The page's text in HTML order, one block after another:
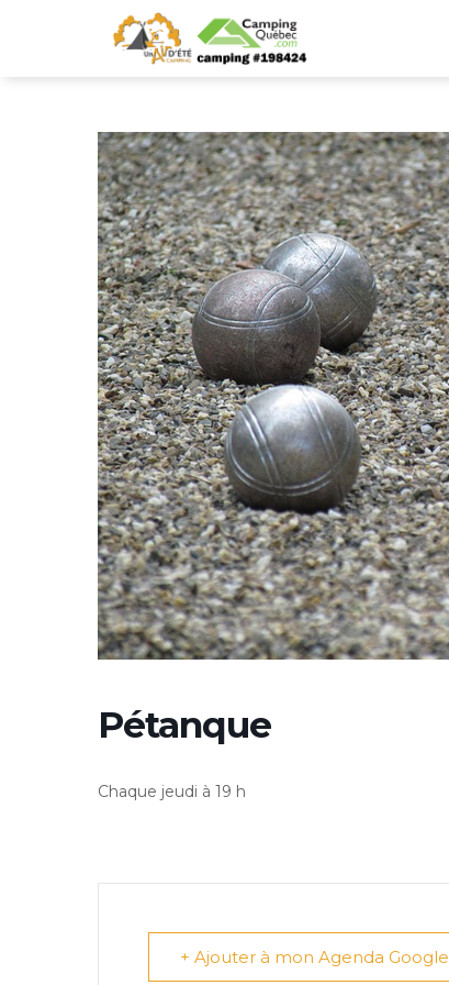
Pétanque
Chaque jeudi à 19 h
+ Ajouter à mon Agenda Google